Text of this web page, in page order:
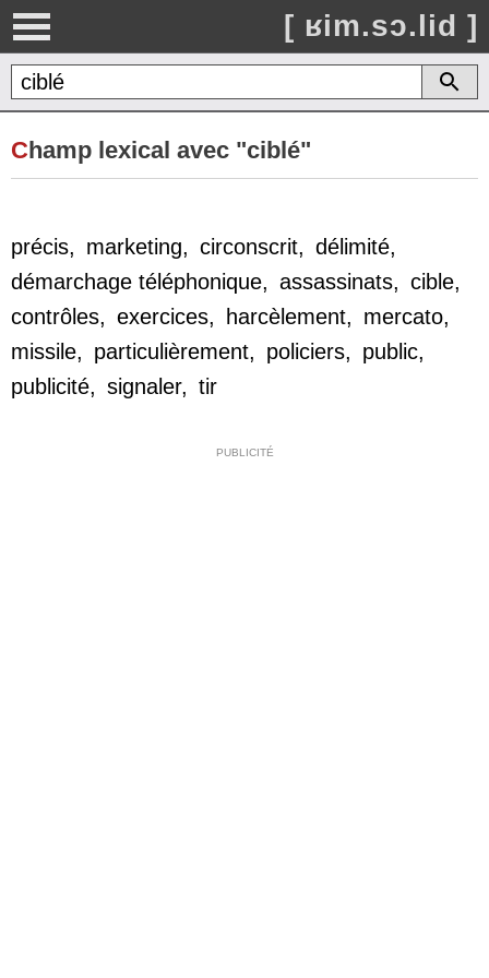
[ ʁim.sɔ.lid ]
Champ lexical avec "ciblé"
précis, marketing, circonscrit, délimité,
démarchage téléphonique, assassinats, cible,
contrôles, exercices, harcèlement, mercato,
missile, particulièrement, policiers, public,
publicité, signaler, tir
PUBLICITÉ